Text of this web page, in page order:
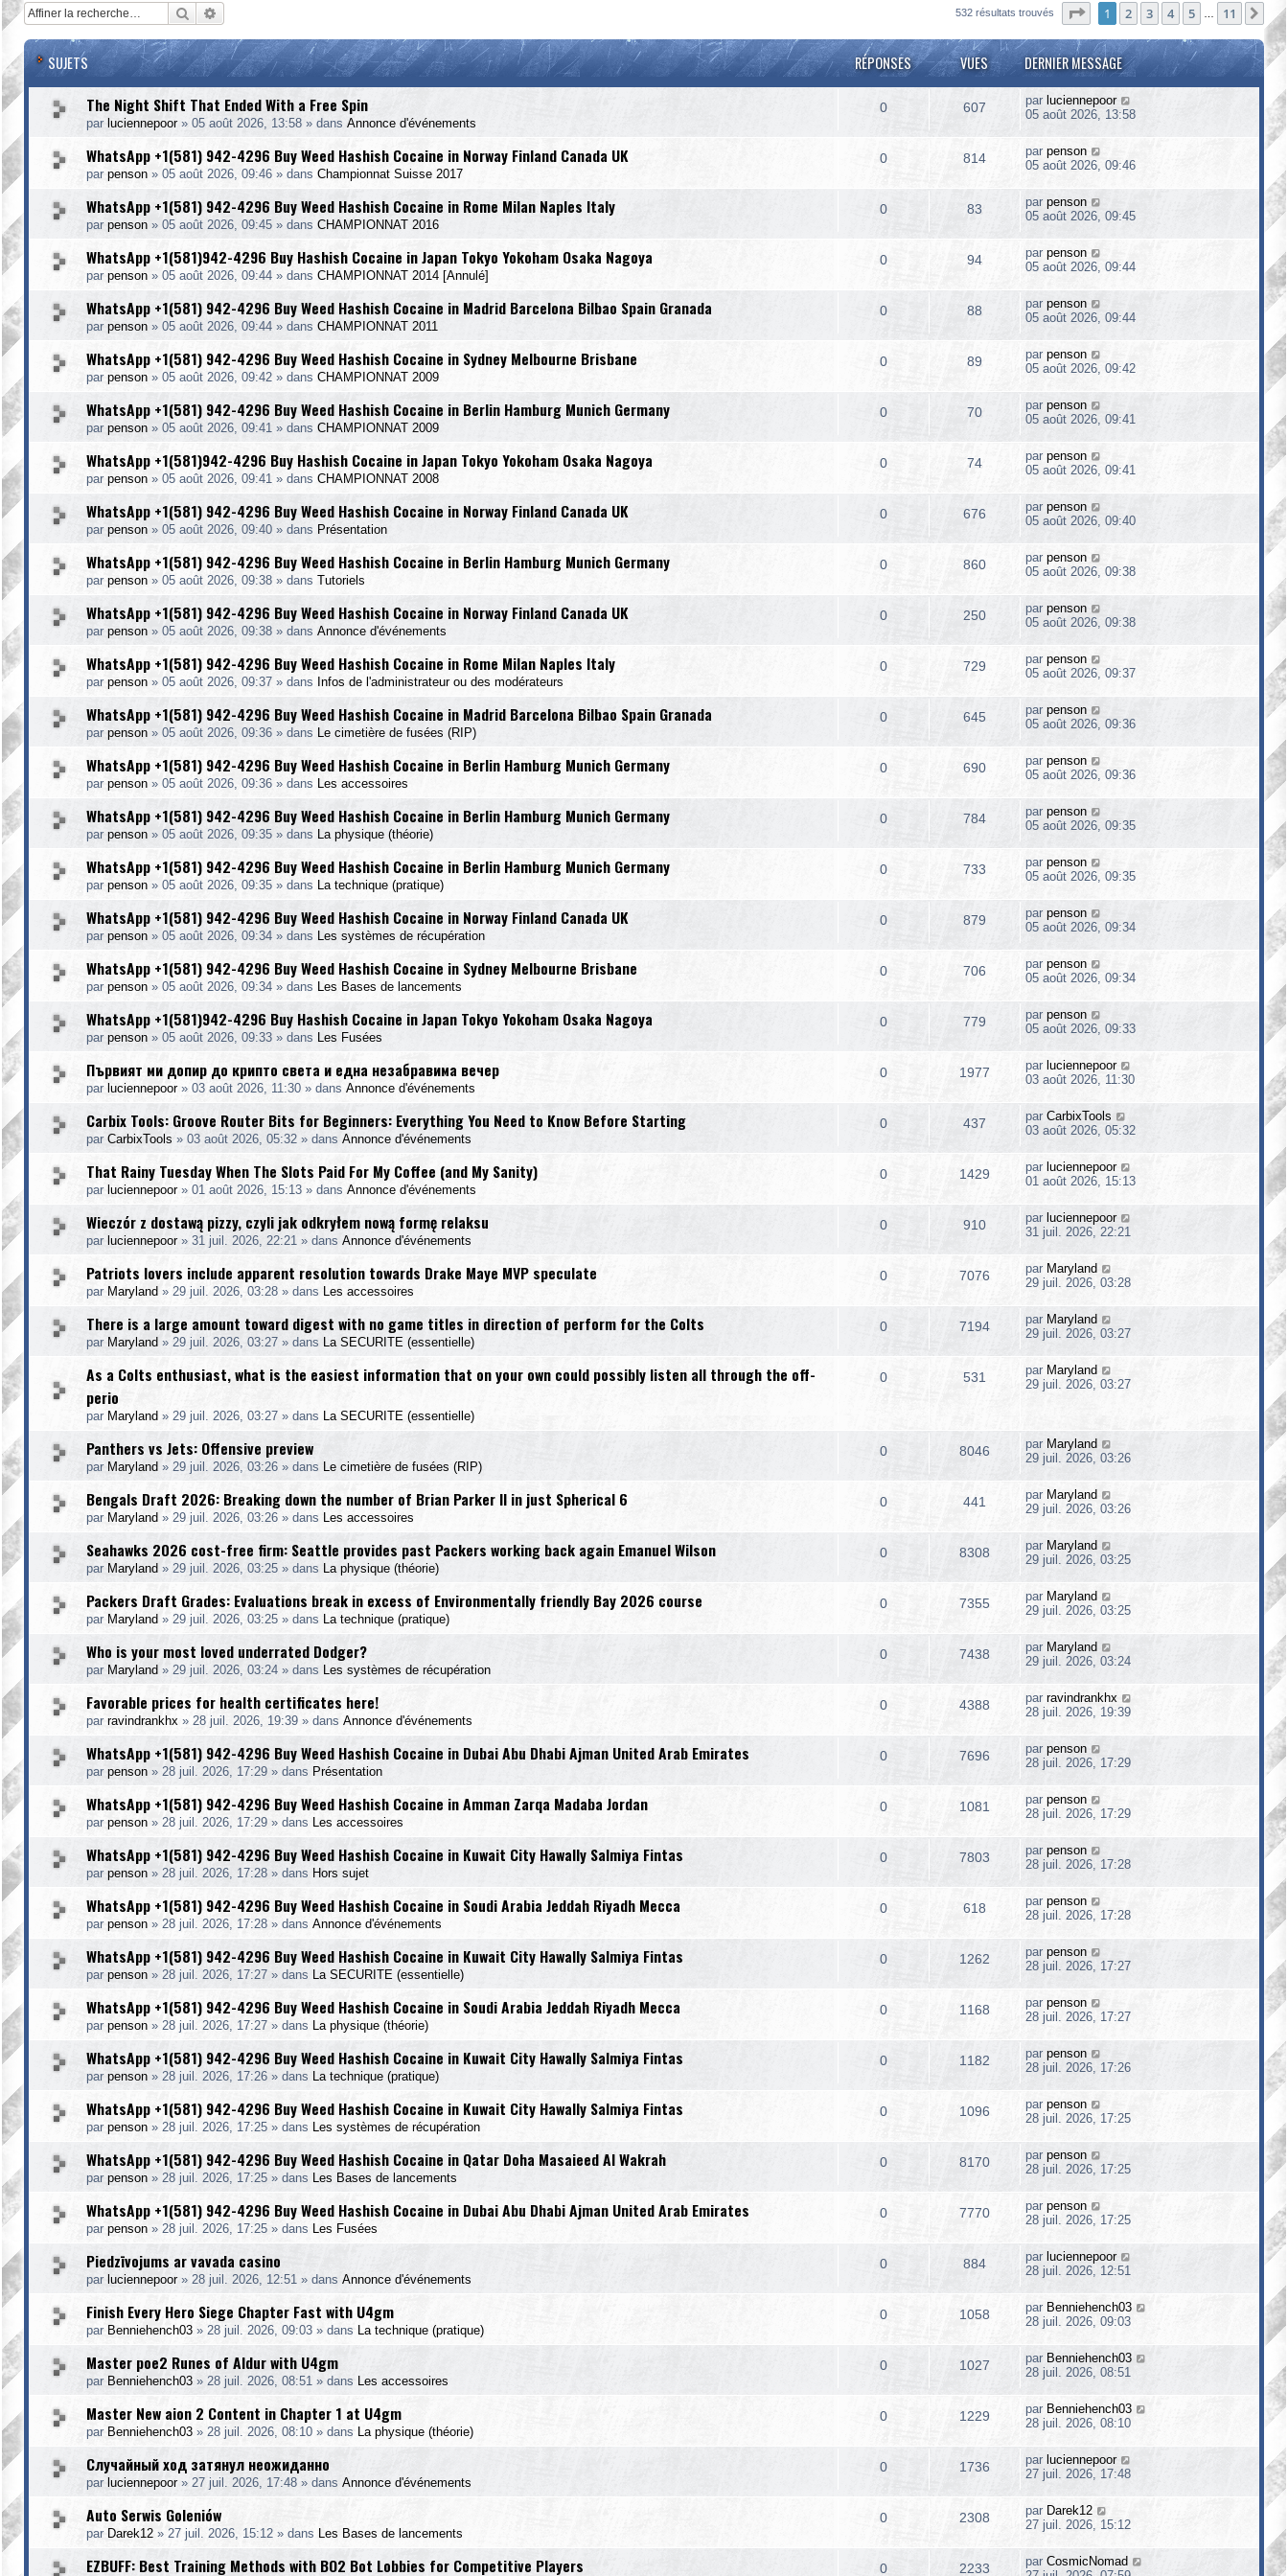
Rechercher 532 résultats trouvés Page sur11
1 2 3 4 5 11
SUJETS RÉPONSES VUES DERNIER MESSAGE
The Night Shift That Ended With a Free Spin
par luciennepoor» 05 août 2026, 13:58 » dans Annonce d'événements
0 607 par luciennepoor
05 août 2026, 13:58
WhatsApp +1(581) 942-4296 Buy Weed Hashish Cocaine in Norway Finland Canada UK
par penson » 05 août 2026, 09:46 » dans Championnat Suisse 2017
0 814 par penson
05 août 2026, 09:46
WhatsApp +1(581) 942-4296 Buy Weed Hashish Cocaine in Rome Milan Naples Italy
par penson » 05 août 2026, 09:45 » dans CHAMPIONNAT 2016
0 83 par penson
05 août 2026, 09:45
WhatsApp +1(581)942-4296 Buy Hashish Cocaine in Japan Tokyo Yokoham Osaka Nagoya
par penson » 05 août 2026, 09:44 » dans CHAMPIONNAT 2014 [Annulé]
0 94 par penson
05 août 2026, 09:44
WhatsApp +1(581) 942-4296 Buy Weed Hashish Cocaine in Madrid Barcelona Bilbao Spain Granada
par penson » 05 août 2026, 09:44 » dans CHAMPIONNAT 2011
0 88 par penson
05 août 2026, 09:44
WhatsApp +1(581) 942-4296 Buy Weed Hashish Cocaine in Sydney Melbourne Brisbane
par penson » 05 août 2026, 09:42 » dans CHAMPIONNAT 2009
0 89 par penson
05 août 2026, 09:42
WhatsApp +1(581) 942-4296 Buy Weed Hashish Cocaine in Berlin Hamburg Munich Germany
par penson » 05 août 2026, 09:41 » dans CHAMPIONNAT 2009
0 70 par penson
05 août 2026, 09:41
WhatsApp +1(581)942-4296 Buy Hashish Cocaine in Japan Tokyo Yokoham Osaka Nagoya
par penson » 05 août 2026, 09:41 » dans CHAMPIONNAT 2008
0 74 par penson
05 août 2026, 09:41
WhatsApp +1(581) 942-4296 Buy Weed Hashish Cocaine in Norway Finland Canada UK
par penson » 05 août 2026, 09:40 » dans Présentation
0 676 par penson
05 août 2026, 09:40
WhatsApp +1(581) 942-4296 Buy Weed Hashish Cocaine in Berlin Hamburg Munich Germany
par penson » 05 août 2026, 09:38 » dans Tutoriels
0 860 par penson
05 août 2026, 09:38
WhatsApp +1(581) 942-4296 Buy Weed Hashish Cocaine in Norway Finland Canada UK
par penson » 05 août 2026, 09:38 » dans Annonce d'événements
0 250 par penson
05 août 2026, 09:38
WhatsApp +1(581) 942-4296 Buy Weed Hashish Cocaine in Rome Milan Naples Italy
par penson » 05 août 2026, 09:37 » dans Infos de l'administrateur ou des modérateurs
0 729 par penson
05 août 2026, 09:37
WhatsApp +1(581) 942-4296 Buy Weed Hashish Cocaine in Madrid Barcelona Bilbao Spain Granada
par penson » 05 août 2026, 09:36 » dans Le cimetière de fusées (RIP)
0 645 par penson
05 août 2026, 09:36
WhatsApp +1(581) 942-4296 Buy Weed Hashish Cocaine in Berlin Hamburg Munich Germany
par penson » 05 août 2026, 09:36 » dans Les accessoires
0 690 par penson
05 août 2026, 09:36
WhatsApp +1(581) 942-4296 Buy Weed Hashish Cocaine in Berlin Hamburg Munich Germany
par penson » 05 août 2026, 09:35 » dans La physique (théorie)
0 784 par penson
05 août 2026, 09:35
WhatsApp +1(581) 942-4296 Buy Weed Hashish Cocaine in Berlin Hamburg Munich Germany
par penson » 05 août 2026, 09:35 » dans La technique (pratique)
0 733 par penson
05 août 2026, 09:35
WhatsApp +1(581) 942-4296 Buy Weed Hashish Cocaine in Norway Finland Canada UK
par penson » 05 août 2026, 09:34 » dans Les systèmes de récupération
0 879 par penson
05 août 2026, 09:34
WhatsApp +1(581) 942-4296 Buy Weed Hashish Cocaine in Sydney Melbourne Brisbane
par penson » 05 août 2026, 09:34 » dans Les Bases de lancements
0 706 par penson
05 août 2026, 09:34
WhatsApp +1(581)942-4296 Buy Hashish Cocaine in Japan Tokyo Yokoham Osaka Nagoya
par penson » 05 août 2026, 09:33 » dans Les Fusées
0 779 par penson
05 août 2026, 09:33
Първият ми допир до крипто света и една незабравима вечер
par luciennepoor» 03 août 2026, 11:30 » dans Annonce d'événements
0 1977 par luciennepoor
03 août 2026, 11:30
Carbix Tools: Groove Router Bits for Beginners: Everything You Need to Know Before Starting
par CarbixTools » 03 août 2026, 05:32 » dans Annonce d'événements
0 437 par CarbixTools
03 août 2026, 05:32
That Rainy Tuesday When The Slots Paid For My Coffee (and My Sanity)
par luciennepoor» 01 août 2026, 15:13 » dans Annonce d'événements
0 1429 par luciennepoor
01 août 2026, 15:13
Wieczór z dostawą pizzy, czyli jak odkryłem nową formę relaksu
par luciennepoor» 31 juil. 2026, 22:21 » dans Annonce d'événements
0 910 par luciennepoor
31 juil. 2026, 22:21
Patriots lovers include apparent resolution towards Drake Maye MVP speculate
par Maryland » 29 juil. 2026, 03:28 » dans Les accessoires
0 7076 par Maryland
29 juil. 2026, 03:28
There is a large amount toward digest with no game titles in direction of perform for the Colts
par Maryland » 29 juil. 2026, 03:27 » dans La SECURITE (essentielle)
0 7194 par Maryland
29 juil. 2026, 03:27
As a Colts enthusiast, what is the easiest information that on your own could possibly listen all through the off-
perio
par Maryland » 29 juil. 2026, 03:27 » dans La SECURITE (essentielle)
0 531 par Maryland
29 juil. 2026, 03:27
Panthers vs Jets: Offensive preview
par Maryland » 29 juil. 2026, 03:26 » dans Le cimetière de fusées (RIP)
0 8046 par Maryland
29 juil. 2026, 03:26
Bengals Draft 2026: Breaking down the number of Brian Parker II in just Spherical 6
par Maryland » 29 juil. 2026, 03:26 » dans Les accessoires
0 441 par Maryland
29 juil. 2026, 03:26
Seahawks 2026 cost-free firm: Seattle provides past Packers working back again Emanuel Wilson
par Maryland » 29 juil. 2026, 03:25 » dans La physique (théorie)
0 8308 par Maryland
29 juil. 2026, 03:25
Packers Draft Grades: Evaluations break in excess of Environmentally friendly Bay 2026 course
par Maryland » 29 juil. 2026, 03:25 » dans La technique (pratique)
0 7355 par Maryland
29 juil. 2026, 03:25
Who is your most loved underrated Dodger?
par Maryland » 29 juil. 2026, 03:24 » dans Les systèmes de récupération
0 7438 par Maryland
29 juil. 2026, 03:24
Favorable prices for health certificates here!
par ravindrankhx » 28 juil. 2026, 19:39 » dans Annonce d'événements
0 4388 par ravindrankhx
28 juil. 2026, 19:39
WhatsApp +1(581) 942-4296 Buy Weed Hashish Cocaine in Dubai Abu Dhabi Ajman United Arab Emirates
par penson » 28 juil. 2026, 17:29 » dans Présentation
0 7696 par penson
28 juil. 2026, 17:29
WhatsApp +1(581) 942-4296 Buy Weed Hashish Cocaine in Amman Zarqa Madaba Jordan
par penson » 28 juil. 2026, 17:29 » dans Les accessoires
0 1081 par penson
28 juil. 2026, 17:29
WhatsApp +1(581) 942-4296 Buy Weed Hashish Cocaine in Kuwait City Hawally Salmiya Fintas
par penson » 28 juil. 2026, 17:28 » dans Hors sujet
0 7803 par penson
28 juil. 2026, 17:28
WhatsApp +1(581) 942-4296 Buy Weed Hashish Cocaine in Soudi Arabia Jeddah Riyadh Mecca
par penson » 28 juil. 2026, 17:28 » dans Annonce d'événements
0 618 par penson
28 juil. 2026, 17:28
WhatsApp +1(581) 942-4296 Buy Weed Hashish Cocaine in Kuwait City Hawally Salmiya Fintas
par penson » 28 juil. 2026, 17:27 » dans La SECURITE (essentielle)
0 1262 par penson
28 juil. 2026, 17:27
WhatsApp +1(581) 942-4296 Buy Weed Hashish Cocaine in Soudi Arabia Jeddah Riyadh Mecca
par penson » 28 juil. 2026, 17:27 » dans La physique (théorie)
0 1168 par penson
28 juil. 2026, 17:27
WhatsApp +1(581) 942-4296 Buy Weed Hashish Cocaine in Kuwait City Hawally Salmiya Fintas
par penson » 28 juil. 2026, 17:26 » dans La technique (pratique)
0 1182 par penson
28 juil. 2026, 17:26
WhatsApp +1(581) 942-4296 Buy Weed Hashish Cocaine in Kuwait City Hawally Salmiya Fintas
par penson » 28 juil. 2026, 17:25 » dans Les systèmes de récupération
0 1096 par penson
28 juil. 2026, 17:25
WhatsApp +1(581) 942-4296 Buy Weed Hashish Cocaine in Qatar Doha Masaieed Al Wakrah
par penson » 28 juil. 2026, 17:25 » dans Les Bases de lancements
0 8170 par penson
28 juil. 2026, 17:25
WhatsApp +1(581) 942-4296 Buy Weed Hashish Cocaine in Dubai Abu Dhabi Ajman United Arab Emirates
par penson » 28 juil. 2026, 17:25 » dans Les Fusées
0 7770 par penson
28 juil. 2026, 17:25
Piedzīvojums ar vavada casino
par luciennepoor» 28 juil. 2026, 12:51 » dans Annonce d'événements
0 884 par luciennepoor
28 juil. 2026, 12:51
Finish Every Hero Siege Chapter Fast with U4gm
par Benniehench03 » 28 juil. 2026, 09:03 » dans La technique (pratique)
0 1058 par Benniehench03
28 juil. 2026, 09:03
Master poe2 Runes of Aldur with U4gm
par Benniehench03 » 28 juil. 2026, 08:51 » dans Les accessoires
0 1027 par Benniehench03
28 juil. 2026, 08:51
Master New aion 2 Content in Chapter 1 at U4gm
par Benniehench03 » 28 juil. 2026, 08:10 » dans La physique (théorie)
0 1229 par Benniehench03
28 juil. 2026, 08:10
Случайный ход затянул неожиданно
par luciennepoor» 27 juil. 2026, 17:48 » dans Annonce d'événements
0 1736 par luciennepoor
27 juil. 2026, 17:48
Auto Serwis Goleniów
par Darek12 » 27 juil. 2026, 15:12 » dans Les Bases de lancements
0 2308 par Darek12
27 juil. 2026, 15:12
EZBUFF: Best Training Methods with BO2 Bot Lobbies for Competitive Players 0 2233 par CosmicNomad